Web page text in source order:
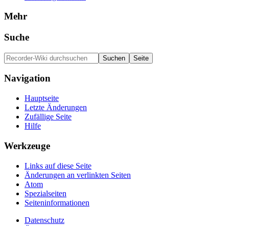
Mehr
Suche
Navigation
Hauptseite
Letzte Änderungen
Zufällige Seite
Hilfe
Werkzeuge
Links auf diese Seite
Änderungen an verlinkten Seiten
Atom
Spezialseiten
Seiten­informationen
Datenschutz